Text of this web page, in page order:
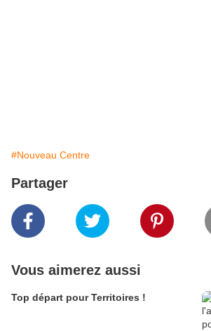
#Nouveau Centre
Partager
Vous aimerez aussi
Top départ pour Territoires !